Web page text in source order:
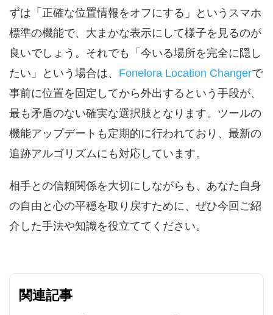
ずは「正確な位置情報をオフにする」というスマホ
標準の機能で、大まかな表示にして様子を見るのが
良いでしょう。それでも「今いる場所を完全に隠し
たい」という場合は、 Fonelora Location Changerで
事前に位置を固定してから外出するという手段が、
最も矛盾のない確実な選択肢となります。ツールの
機能アップデートも定期的に行われており、最新の
追跡アルゴリズムにも対応しています。
相手との信頼関係を大切にしながらも、あなた自身
の自由と心の平穏を取り戻すために、ぜひ今回ご紹
介した手法や知識を役立ててください。
関連記事